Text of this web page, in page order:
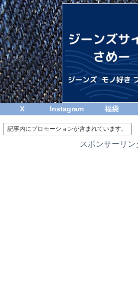
X Instagram 福袋
記事内にプロモーションが含まれています。
スポンサーリン